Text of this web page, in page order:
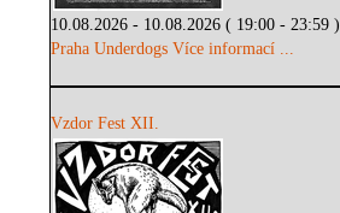
10.08.2026 - 10.08.2026 ( 19:00 - 23:59 )
Praha Underdogs Více informací ...
Vzdor Fest XII.